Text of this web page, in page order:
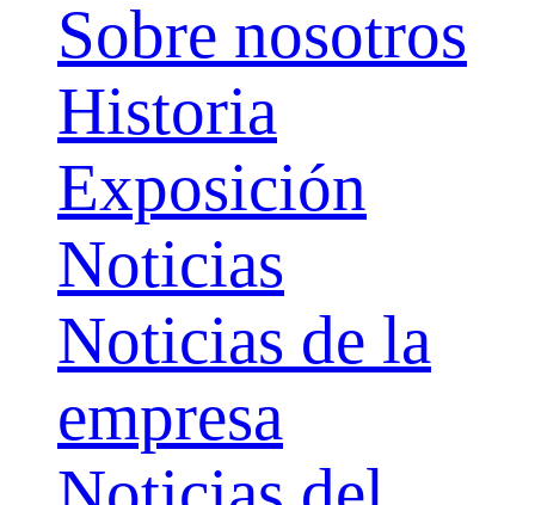
Sobre nosotros
Historia
Exposición
Noticias
Noticias de la
empresa